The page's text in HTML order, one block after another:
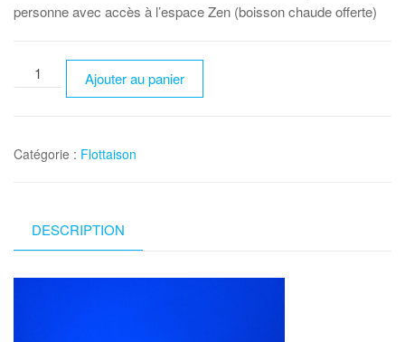
personne avec accès à l’espace Zen (boisson chaude offerte)
quantité
de
flottaison
Ajouter au panier
Catégorie : Flottaison
DESCRIPTION